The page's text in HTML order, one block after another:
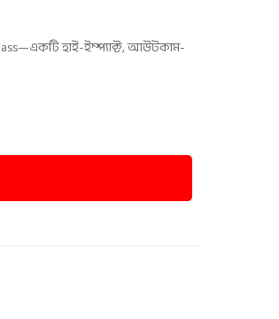
হাই-ইম্প্যাক্ট, আউটকাম-